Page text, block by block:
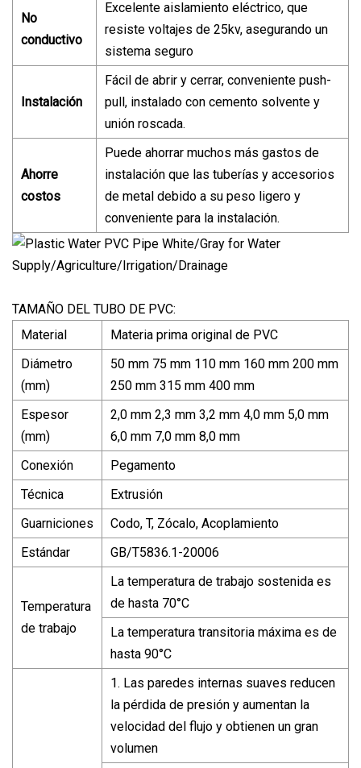
No
conductivo
Excelente aislamiento eléctrico, que
resiste voltajes de 25kv, asegurando un
sistema seguro
Instalación
Fácil de abrir y cerrar, conveniente push-
pull, instalado con cemento solvente y
unión roscada.
Ahorre
costos
Puede ahorrar muchos más gastos de
instalación que las tuberías y accesorios
de metal debido a su peso ligero y
conveniente para la instalación.
TAMAÑO DEL TUBO DE PVC:
Material
Materia prima original de PVC
Diámetro
(mm)
50 mm 75 mm 110 mm 160 mm 200 mm
250 mm 315 mm 400 mm
Espesor
(mm)
2,0 mm 2,3 mm 3,2 mm 4,0 mm 5,0 mm
6,0 mm 7,0 mm 8,0 mm
Conexión
Pegamento
Técnica
Extrusión
Guarniciones
Codo, T, Zócalo, Acoplamiento
Estándar
GB/T5836.1-20006
Temperatura
de trabajo
La temperatura de trabajo sostenida es
de hasta 70°C
La temperatura transitoria máxima es de
hasta 90°C
1. Las paredes internas suaves reducen
la pérdida de presión y aumentan la
velocidad del flujo y obtienen un gran
volumen